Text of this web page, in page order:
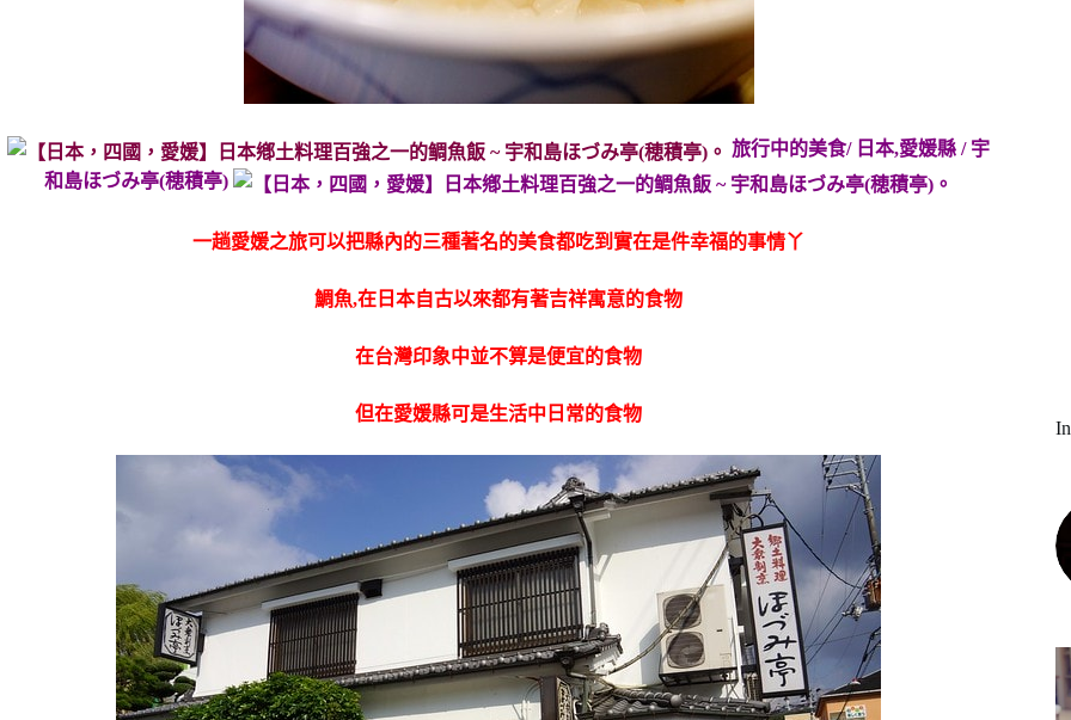
旅行中的美食/ 日本,愛媛縣 / 宇
和島ほづみ亭(穂積亭)
一趟愛媛之旅可以把縣內的三種著名的美食都吃到實在是件幸福的事情丫
鯛魚,在日本自古以來都有著吉祥寓意的食物
在台灣印象中並不算是便宜的食物
但在愛媛縣可是生活中日常的食物